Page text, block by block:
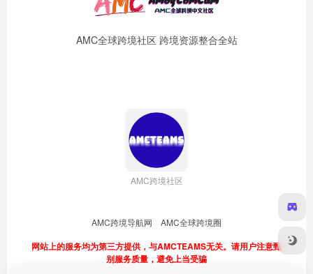
AMC全球跨境社区 跨境资源整合全站
AMC跨境社区
AMC跨境导航网 AMC全球跨境圈
网站上的服务均为第三方提供，与AMCTEAMS无关。请用户注意甄
别服务质量，避免上当受骗